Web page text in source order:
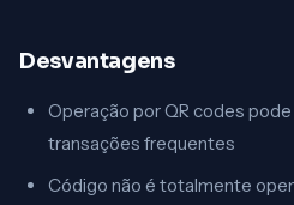
Desvantagens
Operação por QR codes
transações frequentes
Código não é totalmente